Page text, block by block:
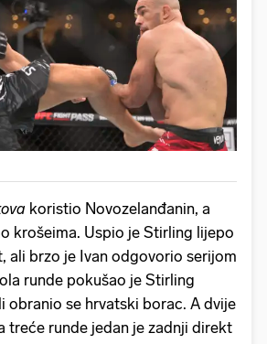
koristio Novozelanđanin, a
krošeima. Uspio je Stirling lijepo
ali brzo je Ivan odgovorio serijom
runde pokušao je Stirling
obranio se hrvatski borac. A dvije
treće runde jedan je zadnji direkt